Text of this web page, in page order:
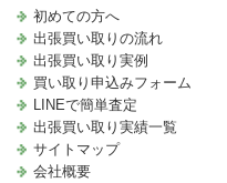
初めての方へ
出張買い取りの流れ
出張買い取り実例
買い取り申込みフォーム
LINEで簡単査定
出張買い取り実績一覧
サイトマップ
会社概要